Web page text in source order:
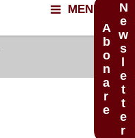
MENU Newsletter
Abonare